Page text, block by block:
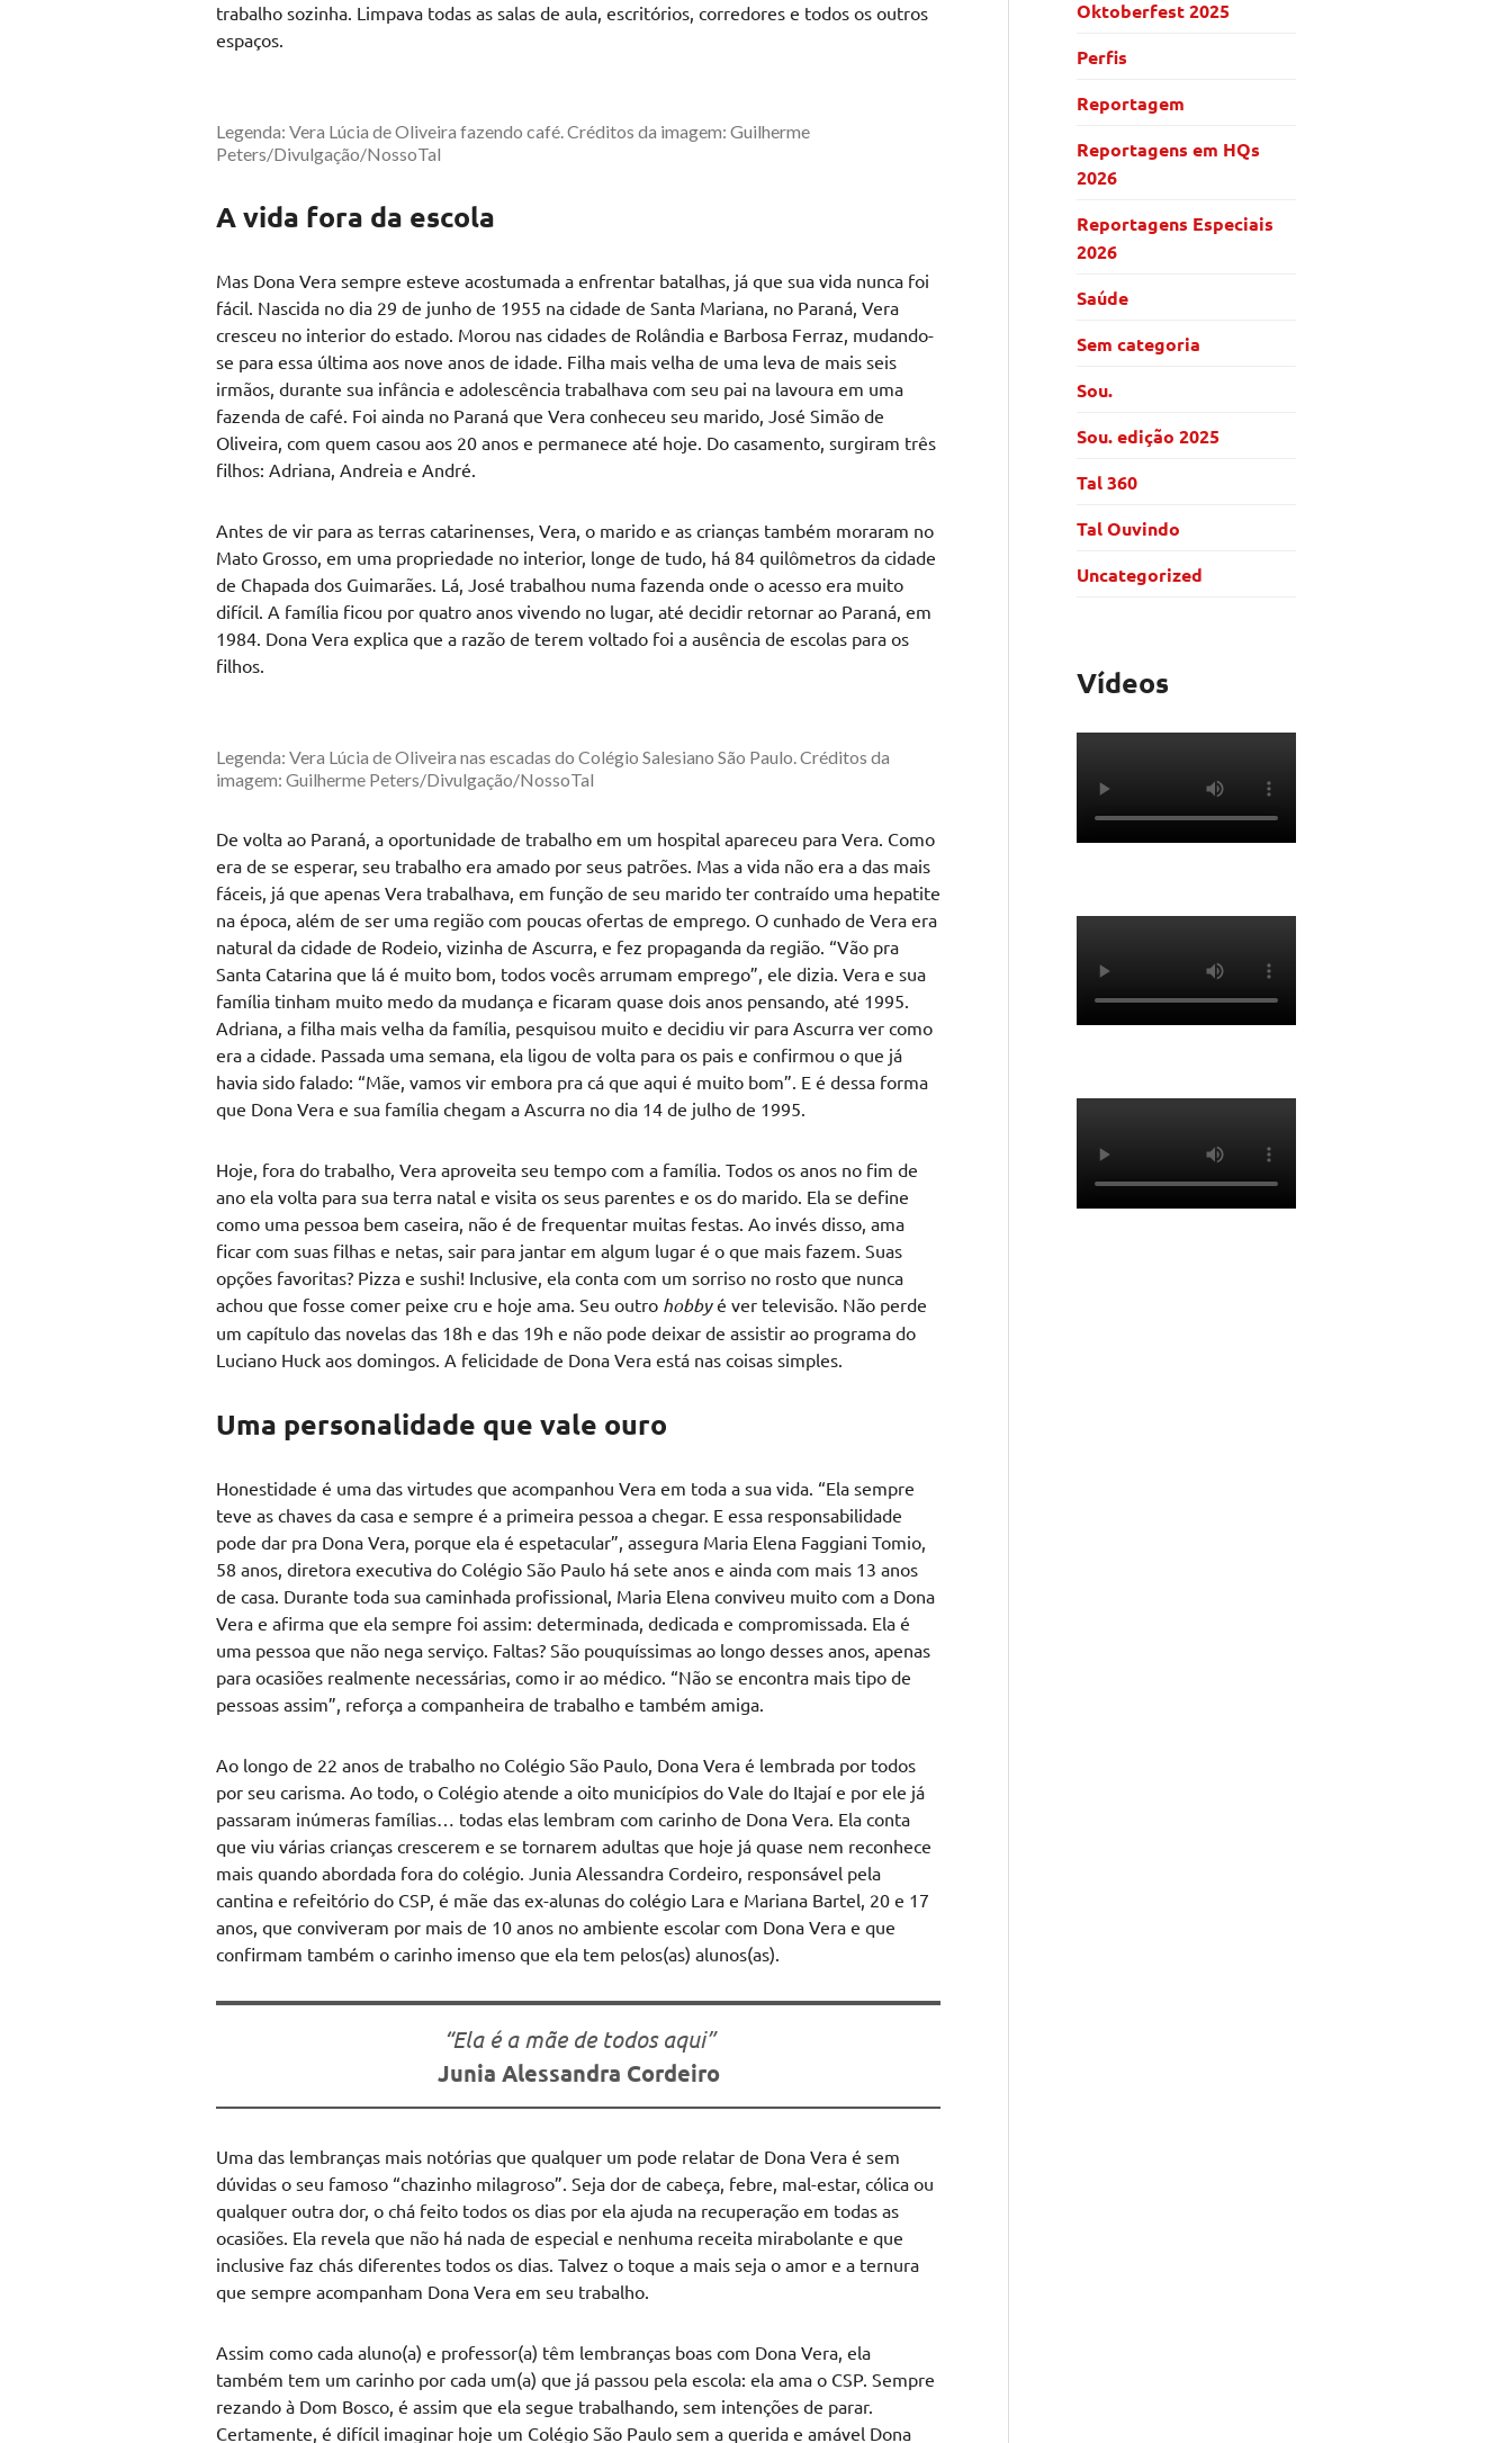
trabalho sozinha. Limpava todas as salas de aula, escritórios, corredores e todos os outros
espaços.
Legenda: Vera Lúcia de Oliveira fazendo café. Créditos da imagem: Guilherme
Peters/Divulgação/NossoTal
A vida fora da escola
Mas Dona Vera sempre esteve acostumada a enfrentar batalhas, já que sua vida nunca foi
fácil. Nascida no dia 29 de junho de 1955 na cidade de Santa Mariana, no Paraná, Vera
cresceu no interior do estado. Morou nas cidades de Rolândia e Barbosa Ferraz, mudando-
se para essa última aos nove anos de idade. Filha mais velha de uma leva de mais seis
irmãos, durante sua infância e adolescência trabalhava com seu pai na lavoura em uma
fazenda de café. Foi ainda no Paraná que Vera conheceu seu marido, José Simão de
Oliveira, com quem casou aos 20 anos e permanece até hoje. Do casamento, surgiram três
filhos: Adriana, Andreia e André.
Antes de vir para as terras catarinenses, Vera, o marido e as crianças também moraram no
Mato Grosso, em uma propriedade no interior, longe de tudo, há 84 quilômetros da cidade
de Chapada dos Guimarães. Lá, José trabalhou numa fazenda onde o acesso era muito
difícil. A família ficou por quatro anos vivendo no lugar, até decidir retornar ao Paraná, em
1984. Dona Vera explica que a razão de terem voltado foi a ausência de escolas para os
filhos.
Legenda: Vera Lúcia de Oliveira nas escadas do Colégio Salesiano São Paulo. Créditos da
imagem: Guilherme Peters/Divulgação/NossoTal
De volta ao Paraná, a oportunidade de trabalho em um hospital apareceu para Vera. Como
era de se esperar, seu trabalho era amado por seus patrões. Mas a vida não era a das mais
fáceis, já que apenas Vera trabalhava, em função de seu marido ter contraído uma hepatite
na época, além de ser uma região com poucas ofertas de emprego. O cunhado de Vera era
natural da cidade de Rodeio, vizinha de Ascurra, e fez propaganda da região. “Vão pra
Santa Catarina que lá é muito bom, todos vocês arrumam emprego”, ele dizia. Vera e sua
família tinham muito medo da mudança e ficaram quase dois anos pensando, até 1995.
Adriana, a filha mais velha da família, pesquisou muito e decidiu vir para Ascurra ver como
era a cidade. Passada uma semana, ela ligou de volta para os pais e confirmou o que já
havia sido falado: “Mãe, vamos vir embora pra cá que aqui é muito bom”. E é dessa forma
que Dona Vera e sua família chegam a Ascurra no dia 14 de julho de 1995.
Hoje, fora do trabalho, Vera aproveita seu tempo com a família. Todos os anos no fim de
ano ela volta para sua terra natal e visita os seus parentes e os do marido. Ela se define
como uma pessoa bem caseira, não é de frequentar muitas festas. Ao invés disso, ama
ficar com suas filhas e netas, sair para jantar em algum lugar é o que mais fazem. Suas
opções favoritas? Pizza e sushi! Inclusive, ela conta com um sorriso no rosto que nunca
achou que fosse comer peixe cru e hoje ama. Seu outro hobbyé ver televisão. Não perde
um capítulo das novelas das 18h e das 19h e não pode deixar de assistir ao programa do
Luciano Huck aos domingos. A felicidade de Dona Vera está nas coisas simples.
Uma personalidade que vale ouro
Honestidade é uma das virtudes que acompanhou Vera em toda a sua vida. “Ela sempre
teve as chaves da casa e sempre é a primeira pessoa a chegar. E essa responsabilidade
pode dar pra Dona Vera, porque ela é espetacular”, assegura Maria Elena Faggiani Tomio,
58 anos, diretora executiva do Colégio São Paulo há sete anos e ainda com mais 13 anos
de casa. Durante toda sua caminhada profissional, Maria Elena conviveu muito com a Dona
Vera e afirma que ela sempre foi assim: determinada, dedicada e compromissada. Ela é
uma pessoa que não nega serviço. Faltas? São pouquíssimas ao longo desses anos, apenas
para ocasiões realmente necessárias, como ir ao médico. “Não se encontra mais tipo de
pessoas assim”, reforça a companheira de trabalho e também amiga.
Ao longo de 22 anos de trabalho no Colégio São Paulo, Dona Vera é lembrada por todos
por seu carisma. Ao todo, o Colégio atende a oito municípios do Vale do Itajaí e por ele já
passaram inúmeras famílias… todas elas lembram com carinho de Dona Vera. Ela conta
que viu várias crianças crescerem e se tornarem adultas que hoje já quase nem reconhece
mais quando abordada fora do colégio. Junia Alessandra Cordeiro, responsável pela
cantina e refeitório do CSP, é mãe das ex-alunas do colégio Lara e Mariana Bartel, 20 e 17
anos, que conviveram por mais de 10 anos no ambiente escolar com Dona Vera e que
confirmam também o carinho imenso que ela tem pelos(as) alunos(as).
“Ela é a mãe de todos aqui”
Junia Alessandra Cordeiro
Uma das lembranças mais notórias que qualquer um pode relatar de Dona Vera é sem
dúvidas o seu famoso “chazinho milagroso”. Seja dor de cabeça, febre, mal-estar, cólica ou
qualquer outra dor, o chá feito todos os dias por ela ajuda na recuperação em todas as
ocasiões. Ela revela que não há nada de especial e nenhuma receita mirabolante e que
inclusive faz chás diferentes todos os dias. Talvez o toque a mais seja o amor e a ternura
que sempre acompanham Dona Vera em seu trabalho.
Assim como cada aluno(a) e professor(a) têm lembranças boas com Dona Vera, ela
também tem um carinho por cada um(a) que já passou pela escola: ela ama o CSP. Sempre
rezando à Dom Bosco, é assim que ela segue trabalhando, sem intenções de parar.
Certamente, é difícil imaginar hoje um Colégio São Paulo sem a querida e amável Dona
Oktoberfest 2025
Perfis
Reportagem
Reportagens em HQs
2026
Reportagens Especiais
2026
Saúde
Sem categoria
Sou.
Sou. edição 2025
Tal 360
Tal Ouvindo
Uncategorized
Vídeos